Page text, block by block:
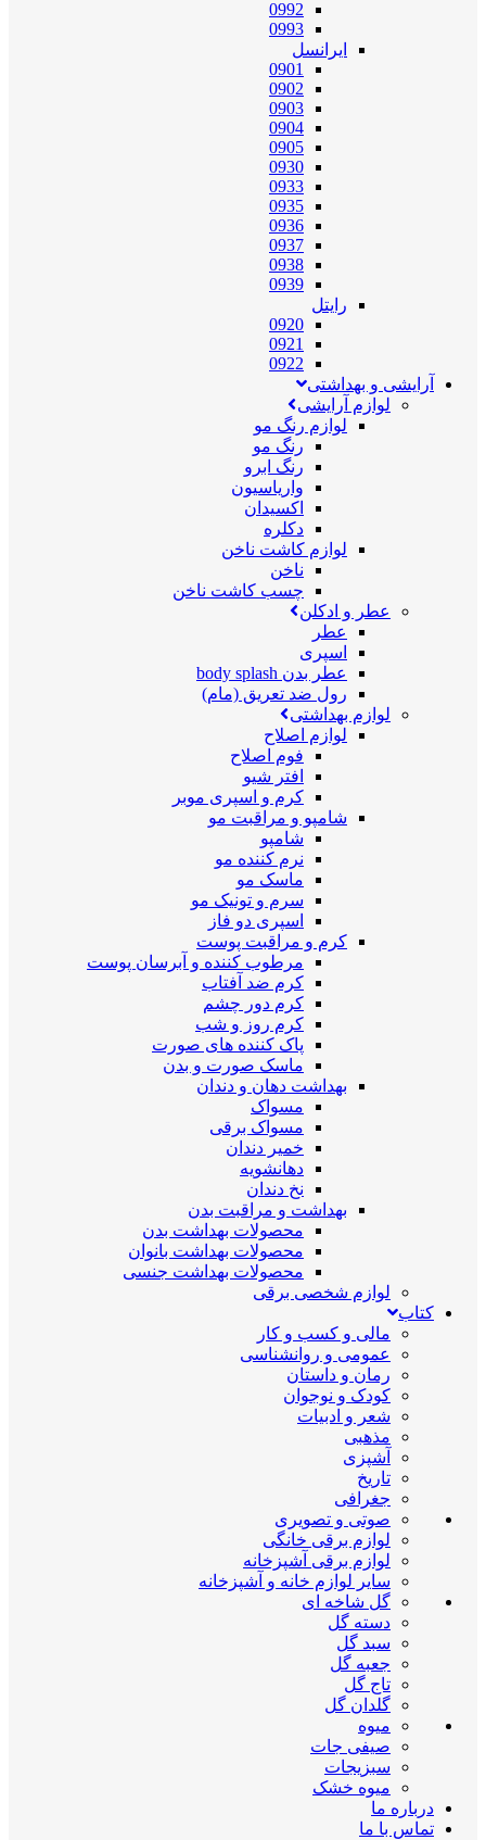
0992
0993
ایرانسل
0901
0902
0903
0904
0905
0930
0933
0935
0936
0937
0938
0939
رایتل
0920
0921
0922
آرایشی و بهداشتی
لوازم آرایشی
لوازم رنگ مو
رنگ مو
رنگ ابرو
واریاسیون
اکسیدان
دکلره
لوازم کاشت ناخن
ناخن
چسب کاشت ناخن
عطر و ادکلن
عطر
اسپری
عطر بدن body splash
رول ضد تعریق (مام)
لوازم بهداشتی
لوازم اصلاح
فوم اصلاح
افتر شیو
کرم و اسپری موبر
شامپو و مراقبت مو
شامپو
نرم کننده مو
ماسک مو
سرم و تونیک مو
اسپری دو فاز
کرم و مراقبت پوست
مرطوب کننده و آبرسان پوست
کرم ضد آفتاب
کرم دور چشم
کرم روز و شب
پاک کننده های صورت
ماسک صورت و بدن
بهداشت دهان و دندان
مسواک
مسواک برقی
خمیر دندان
دهانشویه
نخ دندان
بهداشت و مراقبت بدن
محصولات بهداشت بدن
محصولات بهداشت بانوان
محصولات بهداشت جنسی
لوازم شخصی برقی
کتاب
مالی و کسب و کار
عمومی و روانشناسی
رمان و داستان
کودک و نوجوان
شعر و ادبیات
مذهبی
آشپزی
تاریخ
جغرافی
صوتی و تصویری
لوازم برقی خانگی
لوازم برقی آشپزخانه
سایر لوازم خانه و آشپزخانه
گل شاخه ای
دسته گل
سبد گل
جعبه گل
تاج گل
گلدان گل
میوه
صیفی جات
سبزیجات
میوه خشک
درباره ما
تماس با ما